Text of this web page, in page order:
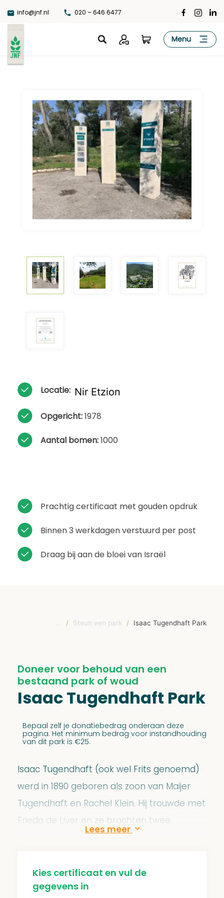
naar
de
inhoud
info@jnf.nl 020 – 646 6477
JNF Menu
Locatie: Nir Etzion
Opgericht:1978
Aantal bomen:1000
Prachtig certificaat met gouden opdruk
Binnen 3 werkdagen verstuurd per post
Draag bij aan de bloei van Israël
/ Steun een park / Isaac Tugendhaft Park
Doneer voor behoud van een
bestaand park of woud
Isaac Tugendhaft Park
Bepaal zelf je donatiebedrag onderaan deze
pagina. Het minimum bedrag voor instandhouding
van dit park is €25.
Isaac Tugendhaft (ook wel Frits genoemd)
werd in 1890 geboren als zoon van Maijer
Tugendhaft en Rachel Klein. Hij trouwde met
Frieda de Liver en ze brachten twee
kinderen voort. Tijdens de oorlog gingen de
was de eerste Nederlandse provincie die
bevrijd werd. Frits zette zich meteen na de
Kies certificaat en vul de
gegevens in